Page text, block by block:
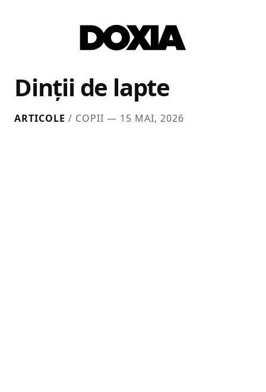
Dinții de lapte
ARTICOLE / COPII — 15 MAI, 2026